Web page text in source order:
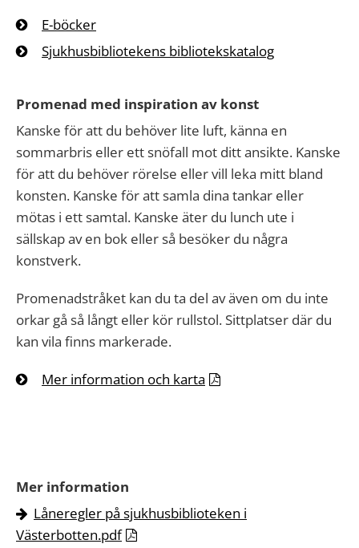
E-böcker
Sjukhusbibliotekens bibliotekskatalog
Promenad med inspiration av konst
Kanske för att du behöver lite luft, känna en
sommarbris eller ett snöfall mot ditt ansikte. Kanske
för att du behöver rörelse eller vill leka mitt bland
konsten. Kanske för att samla dina tankar eller
mötas i ett samtal. Kanske äter du lunch ute i
sällskap av en bok eller så besöker du några
konstverk.
Promenadstråket kan du ta del av även om du inte
orkar gå så långt eller kör rullstol. Sittplatser där du
kan vila finns markerade.
Mer information och karta
Mer information
Låneregler på sjukhusbiblioteken i
Västerbotten.pdf